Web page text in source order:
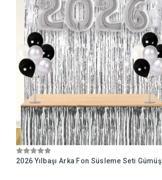
2026 Yılbaşı Arka Fon Süsleme Seti Gümüş